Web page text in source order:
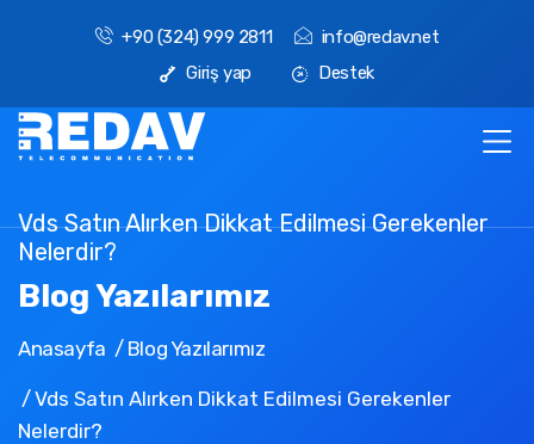
+90 (324) 999 2811
info@redav.net
Giriş yap
Destek
Vds Satın Alırken Dikkat Edilmesi Gerekenler
Nelerdir?
Blog Yazılarımız
Anasayfa Blog Yazılarımız
Vds Satın Alırken Dikkat Edilmesi Gerekenler
Nelerdir?